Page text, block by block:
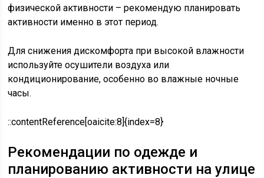
физической активности – рекомендую планировать
активности именно в этот период.
Для снижения дискомфорта при высокой влажности
используйте осушители воздуха или
кондиционирование, особенно во влажные ночные
часы.
::contentReference[oaicite:8]{index=8}
Рекомендации по одежде и
планированию активности на улице